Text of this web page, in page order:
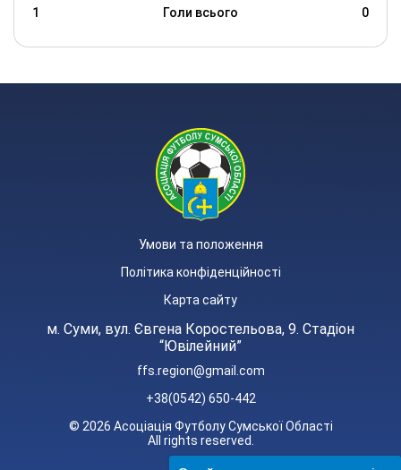
1 Голи всього 0
Умови та положення
Політика конфіденційності
Карта сайту
м. Суми, вул. Євгена Коростельова, 9. Стадіон
“Ювілейний”
ffs.region@gmail.com
+38(0542) 650-442
© 2026 Асоціація Футболу Сумської Області
All rights reserved.